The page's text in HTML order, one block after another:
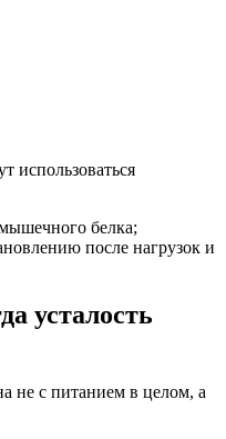
использоваться
белка;
после нагрузок и
усталость
не с питанием в целом, а